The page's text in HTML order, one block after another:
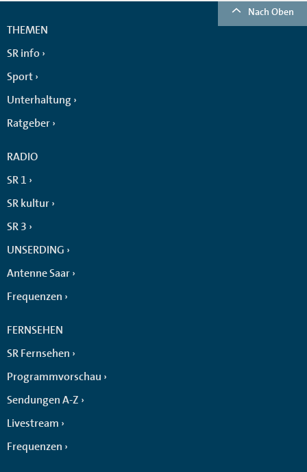
Nach Oben
THEMEN
SR info
Sport
Unterhaltung
Ratgeber
RADIO
SR 1
SR kultur
SR 3
UNSERDING
Antenne Saar
Frequenzen
FERNSEHEN
SR Fernsehen
Programmvorschau
Sendungen A-Z
Livestream
Frequenzen